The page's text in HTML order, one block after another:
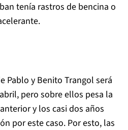
tenía rastros de bencina o
Pablo y Benito Trangol será
pero sobre ellos pesa la
y los casi dos años
por este caso. Por esto, las